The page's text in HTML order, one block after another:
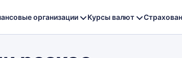
организации Курсы валют